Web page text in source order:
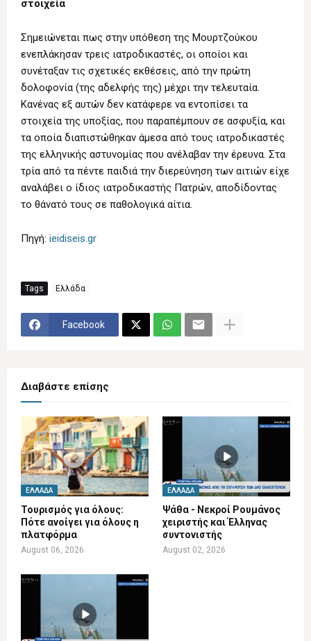
στοιχεία
Σημειώνεται πως στην υπόθεση της Μουρτζούκου
ενεπλάκησαν τρεις ιατροδικαστές, οι οποίοι και
συνέταξαν τις σχετικές εκθέσεις, από την πρώτη
δολοφονία (της αδελφής της) μέχρι την τελευταία.
Κανένας εξ αυτών δεν κατάφερε να εντοπίσει τα
στοιχεία της υποξίας, που παραπέμπουν σε ασφυξία, και
τα οποία διαπιστώθηκαν άμεσα από τους ιατροδικαστές
της ελληνικής αστυνομίας που ανέλαβαν την έρευνα. Στα
τρία από τα πέντε παιδιά την διερεύνηση των αιτιών είχε
αναλάβει ο ίδιος ιατροδικαστής Πατρών, αποδίδοντας
το θάνατό τους σε παθολογικά αίτια.
Πηγή: ieidiseis.gr
Tags Ελλάδα
Facebook
Διαβάστε επίσης
ΕΛΛΆΔΑ
Τουρισμός για όλους:
Πότε ανοίγει για όλους η
πλατφόρμα
August 06, 2026
ΕΛΛΆΔΑ
Ψάθα - Νεκροί Ρουμάνος
χειριστής και Έλληνας
συντονιστής
August 02, 2026